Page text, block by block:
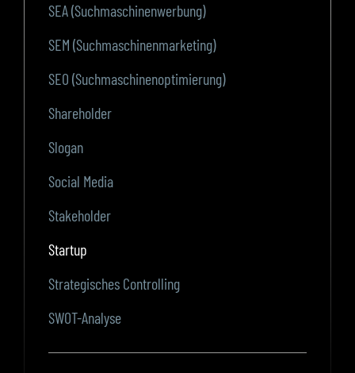
SEA (Suchmaschinenwerbung)
SEM (Suchmaschinenmarketing)
SEO (Suchmaschinenoptimierung)
Shareholder
Slogan
Social Media
Stakeholder
Startup
Strategisches Controlling
SWOT-Analyse